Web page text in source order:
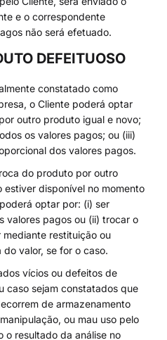
e o correspondente
não será efetuado.
DEFEITUOSO
constatado como
o Cliente poderá optar
outro produto igual e novo;
os valores pagos; ou (iii)
dos valores pagos.
do produto por outro
estiver disponível no momento
optar por: (i) ser
valores pagos ou (ii) trocar o
restituição ou
valor, se for o caso.
vícios ou defeitos de
caso sejam constatados que
de armazenamento
ou mau uso pelo
o resultado da análise no